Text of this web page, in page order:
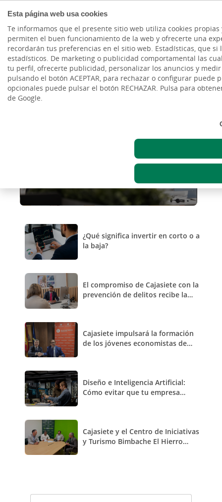
Esta página web usa cookies
Te informamos que el presente sitio web utiliza cookies
permiten el buen funcionamiento de la web y ofrecerte una
recordarán tus preferencias en el sitio web. Estadísticas, que
estadísticos. De marketing o publicidad comportamental las
tu perfil, ofrecerte publicidad, personalizar los anuncios y
pulsando el botón ACEPTAR, para rechazar o configurar puede
opcionales puede pulsar el botón RECHAZAR. Pulsa para
de Google.
Noticias
Innovación en pymes
canarias: tendencias y
claves estratégicas
¿Qué significa invertir en corto o a
la baja?
El compromiso de Cajasiete con la
prevención de delitos recibe la
Cajasiete impulsará la formación
de los jóvenes economistas de
Diseño e Inteligencia Artificial:
Cómo evitar que tu empresa
Cajasiete y el Centro de Iniciativas
y Turismo Bimbache El Hierro